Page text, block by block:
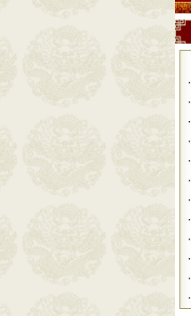
·
·
·
·
·
·
·
·
·
·
·
·